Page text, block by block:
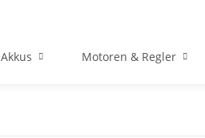
Akkus Motoren & Regler